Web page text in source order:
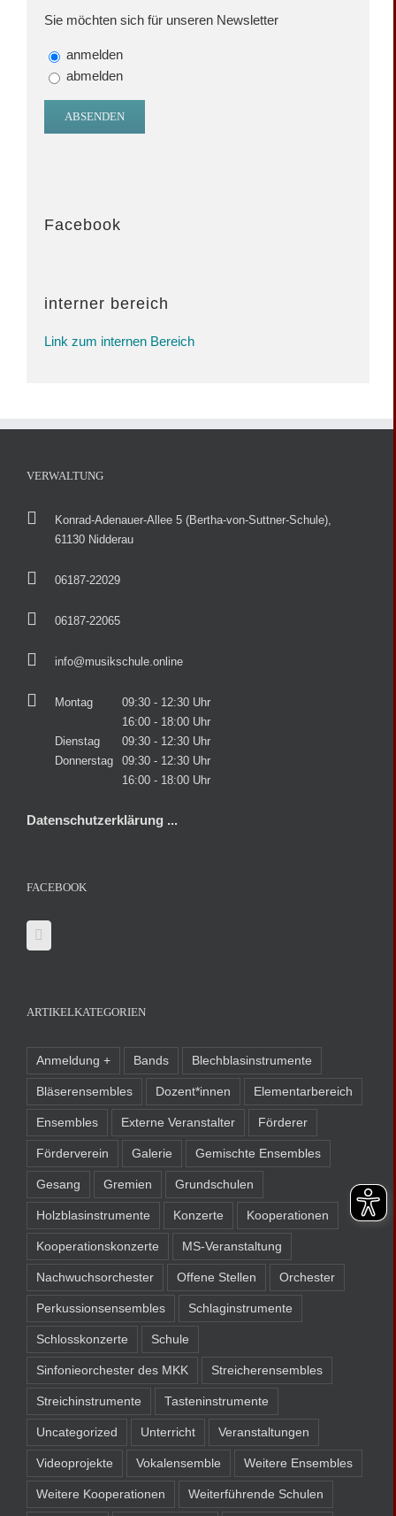
Sie möchten sich für unseren Newsletter
anmelden
abmelden
Facebook
interner bereich
Link zum internen Bereich
VERWALTUNG
Konrad-Adenauer-Allee 5 (Bertha-von-Suttner-Schule),
61130 Nidderau
06187-22029
06187-22065
info@musikschule.online
Montag
09:30 - 12:30 Uhr
16:00 - 18:00 Uhr
Dienstag
09:30 - 12:30 Uhr
Donnerstag
09:30 - 12:30 Uhr
16:00 - 18:00 Uhr
Datenschutzerklärung ...
FACEBOOK
ARTIKELKATEGORIEN
Anmeldung + Bands Blechblasinstrumente
Bläserensembles Dozent*innen Elementarbereich
Ensembles Externe Veranstalter Förderer
Förderverein Galerie Gemischte Ensembles
Gesang Gremien Grundschulen
Holzblasinstrumente Konzerte Kooperationen
Kooperationskonzerte MS-Veranstaltung
Nachwuchsorchester Offene Stellen Orchester
Perkussionsensembles Schlaginstrumente
Schlosskonzerte Schule
Sinfonieorchester des MKK Streicherensembles
Streichinstrumente Tasteninstrumente
Uncategorized Unterricht Veranstaltungen
Videoprojekte Vokalensemble Weitere Ensembles
Weitere Kooperationen Weiterführende Schulen